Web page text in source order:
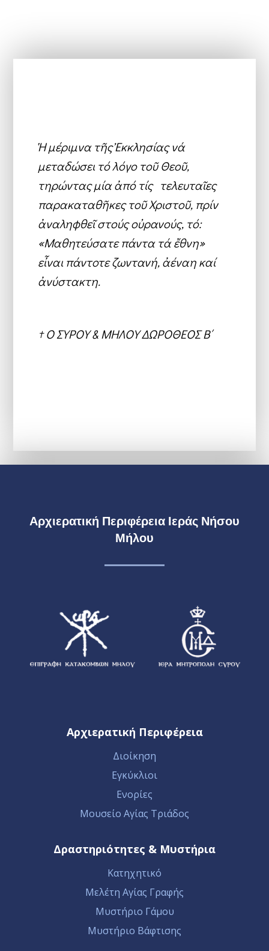
Ἡ μέριμνα τῆς Ἐκκλησίας νά
μεταδώσει τό λόγο τοῦ Θεοῦ,
τηρώντας μία ἀπό τίς τελευταῖες
παρακαταθῆκες τοῦ Χριστοῦ, πρίν
ἀναληφθεῖ στούς οὐρανούς, τό:
«Μαθητεύσατε πάντα τά ἔθνη»
εἶναι πάντοτε ζωντανή, ἀέναη καί
ἀνύστακτη.
† Ο ΣΥΡΟΥ & ΜΗΛΟΥ ΔΩΡΟΘΕΟΣ Β΄
Αρχιερατική Περιφέρεια Ιεράς Νήσου
Μήλου
Αρχιερατική Περιφέρεια
Διοίκηση
Εγκύκλιοι
Ενορίες
Μουσείο Αγίας Τριάδος
Δραστηριότητες & Μυστήρια
Κατηχητικό
Μελέτη Αγίας Γραφής
Μυστήριο Γάμου
Μυστήριο Βάφτισης